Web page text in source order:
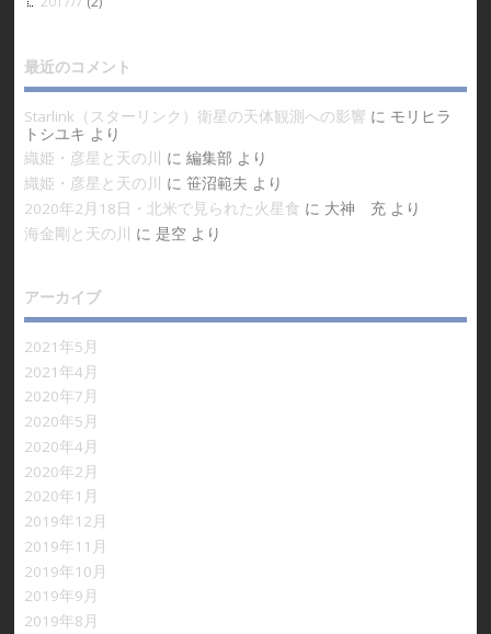
最近のコメント
Starlink（スターリンク）衛星の天体観測への影響 に モリヒラ
トシユキ より
織姫・彦星と天の川
に 編集部 より
織姫・彦星と天の川
に 笹沼範夫 より
2020年2月18日・北米で見られた火星食 に 大神 充より
海金剛と天の川
に 是空より
アーカイブ
2021年5月
2021年4月
2020年7月
2020年5月
2020年4月
2020年2月
2020年1月
2019年12月
2019年11月
2019年10月
2019年9月
2019年8月